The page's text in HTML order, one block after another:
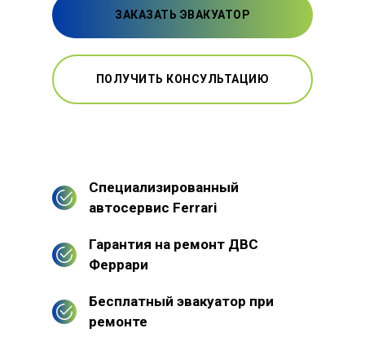
ЗАКАЗАТЬ ЭВАКУАТОР
ПОЛУЧИТЬ КОНСУЛЬТАЦИЮ
Специализированный
автосервис Ferrari
Гарантия на ремонт ДВС
Феррари
Бесплатный эвакуатор при
ремонте